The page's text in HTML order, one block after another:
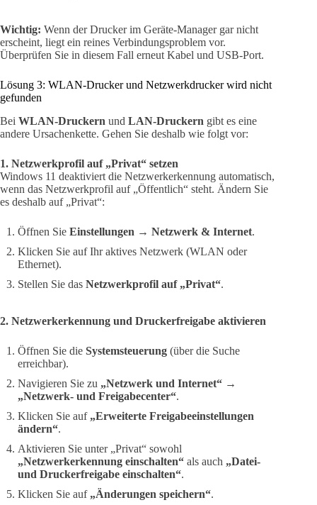
Wichtig: Wenn der Drucker im Geräte-Manager gar nicht
erscheint, liegt ein reines Verbindungsproblem vor.
Überprüfen Sie in diesem Fall erneut Kabel und USB-Port.
Lösung 3: WLAN-Drucker und Netzwerkdrucker wird nicht
gefunden
Bei WLAN-Druckern und LAN-Druckern gibt es eine
andere Ursachenkette. Gehen Sie deshalb wie folgt vor:
1. Netzwerkprofil auf „Privat“ setzen
Windows 11 deaktiviert die Netzwerkerkennung automatisch,
wenn das Netzwerkprofil auf „Öffentlich“ steht. Ändern Sie
es deshalb auf „Privat“:
Öffnen Sie Einstellungen → Netzwerk & Internet.
Klicken Sie auf Ihr aktives Netzwerk (WLAN oder
Ethernet).
Stellen Sie das Netzwerkprofil auf „Privat“.
2. Netzwerkerkennung und Druckerfreigabe aktivieren
Öffnen Sie die Systemsteuerung (über die Suche
erreichbar).
Navigieren Sie zu „Netzwerk und Internet“ →
„Netzwerk- und Freigabecenter“.
Klicken Sie auf „Erweiterte Freigabeeinstellungen
ändern“.
Aktivieren Sie unter „Privat“ sowohl
„Netzwerkerkennung einschalten“ als auch „Datei-
und Druckerfreigabe einschalten“.
Klicken Sie auf „Änderungen speichern“.